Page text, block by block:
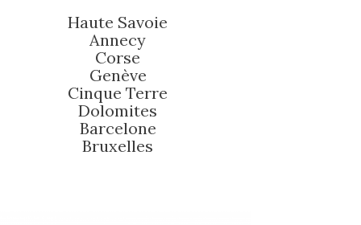
Haute Savoie
Annecy
Corse
Genève
Cinque Terre
Dolomites
Barcelone
Bruxelles